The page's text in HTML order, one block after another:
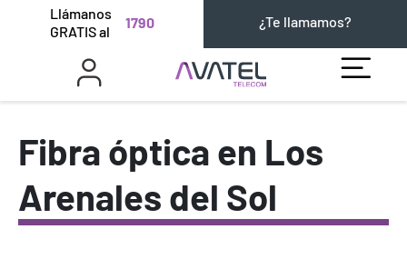
Llámanos
GRATIS al
1790 ¿Te llamamos?
Fibra óptica en Los
Arenales del Sol